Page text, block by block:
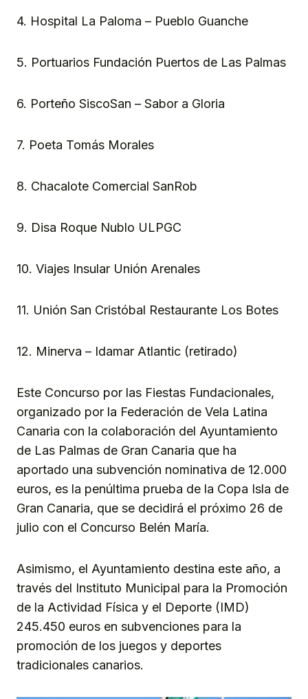
4. Hospital La Paloma – Pueblo Guanche
5. Portuarios Fundación Puertos de Las Palmas
6. Porteño SiscoSan – Sabor a Gloria
7. Poeta Tomás Morales
8. Chacalote Comercial SanRob
9. Disa Roque Nublo ULPGC
10. Viajes Insular Unión Arenales
11. Unión San Cristóbal Restaurante Los Botes
12. Minerva – Idamar Atlantic (retirado)
Este Concurso por las Fiestas Fundacionales,
organizado por la Federación de Vela Latina
Canaria con la colaboración del Ayuntamiento
de Las Palmas de Gran Canaria que ha
aportado una subvención nominativa de 12.000
euros, es la penúltima prueba de la Copa Isla de
Gran Canaria, que se decidirá el próximo 26 de
julio con el Concurso Belén María.
Asimismo, el Ayuntamiento destina este año, a
través del Instituto Municipal para la Promoción
de la Actividad Física y el Deporte (IMD)
245.450 euros en subvenciones para la
promoción de los juegos y deportes
tradicionales canarios.